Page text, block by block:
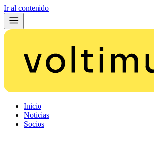
Ir al contenido
Inicio
Noticias
Socios